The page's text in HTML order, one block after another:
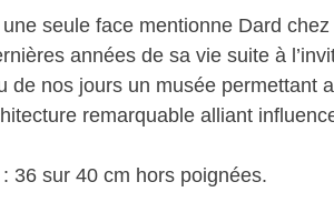
seule face mentionne Dard
années de sa vie suite à
de nos jours un musée permettant
remarquable alliant
36 sur 40 cm hors poignées.